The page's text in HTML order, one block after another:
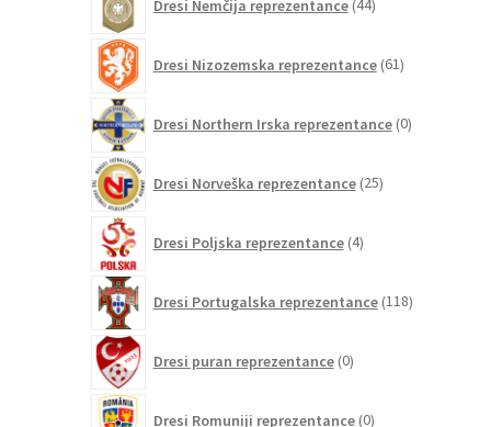
Dresi Nemčija reprezentance 44izdelkov
Dresi Nizozemska reprezentance 61izdelkov
Dresi Northern Irska reprezentance 0izdelkov
Dresi Norveška reprezentance 25izdelkov
Dresi Poljska reprezentance 4izdelki
Dresi Portugalska reprezentance 118izdelkov
Dresi puran reprezentance 0izdelkov
Dresi Romuniji reprezentance 0